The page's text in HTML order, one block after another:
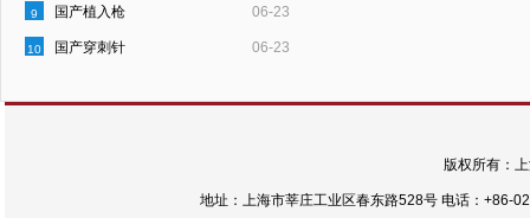
06-23
9 国产植入枪
06-23
10 国产穿刺针
版权所有：
地址：上海市莘庄工业区春东路528号 电话：+86-